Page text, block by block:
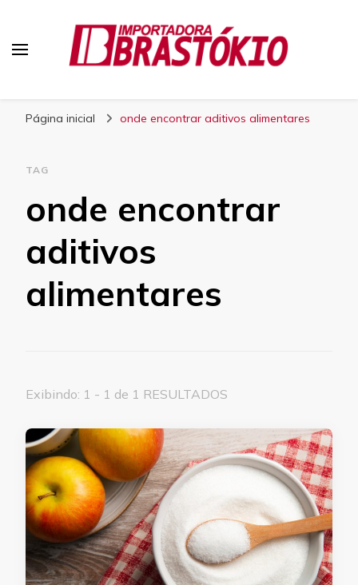
Página inicial onde encontrar aditivos alimentares
TAG
onde encontrar
aditivos
alimentares
Exibindo: 1 - 1 de 1 RESULTADOS